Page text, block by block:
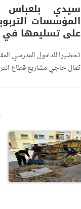
سيدي بلعباس
المؤسسات
على تسليمها
تحضيرا للدخول المدرسي
كمال حاجي مشاريع قطاع